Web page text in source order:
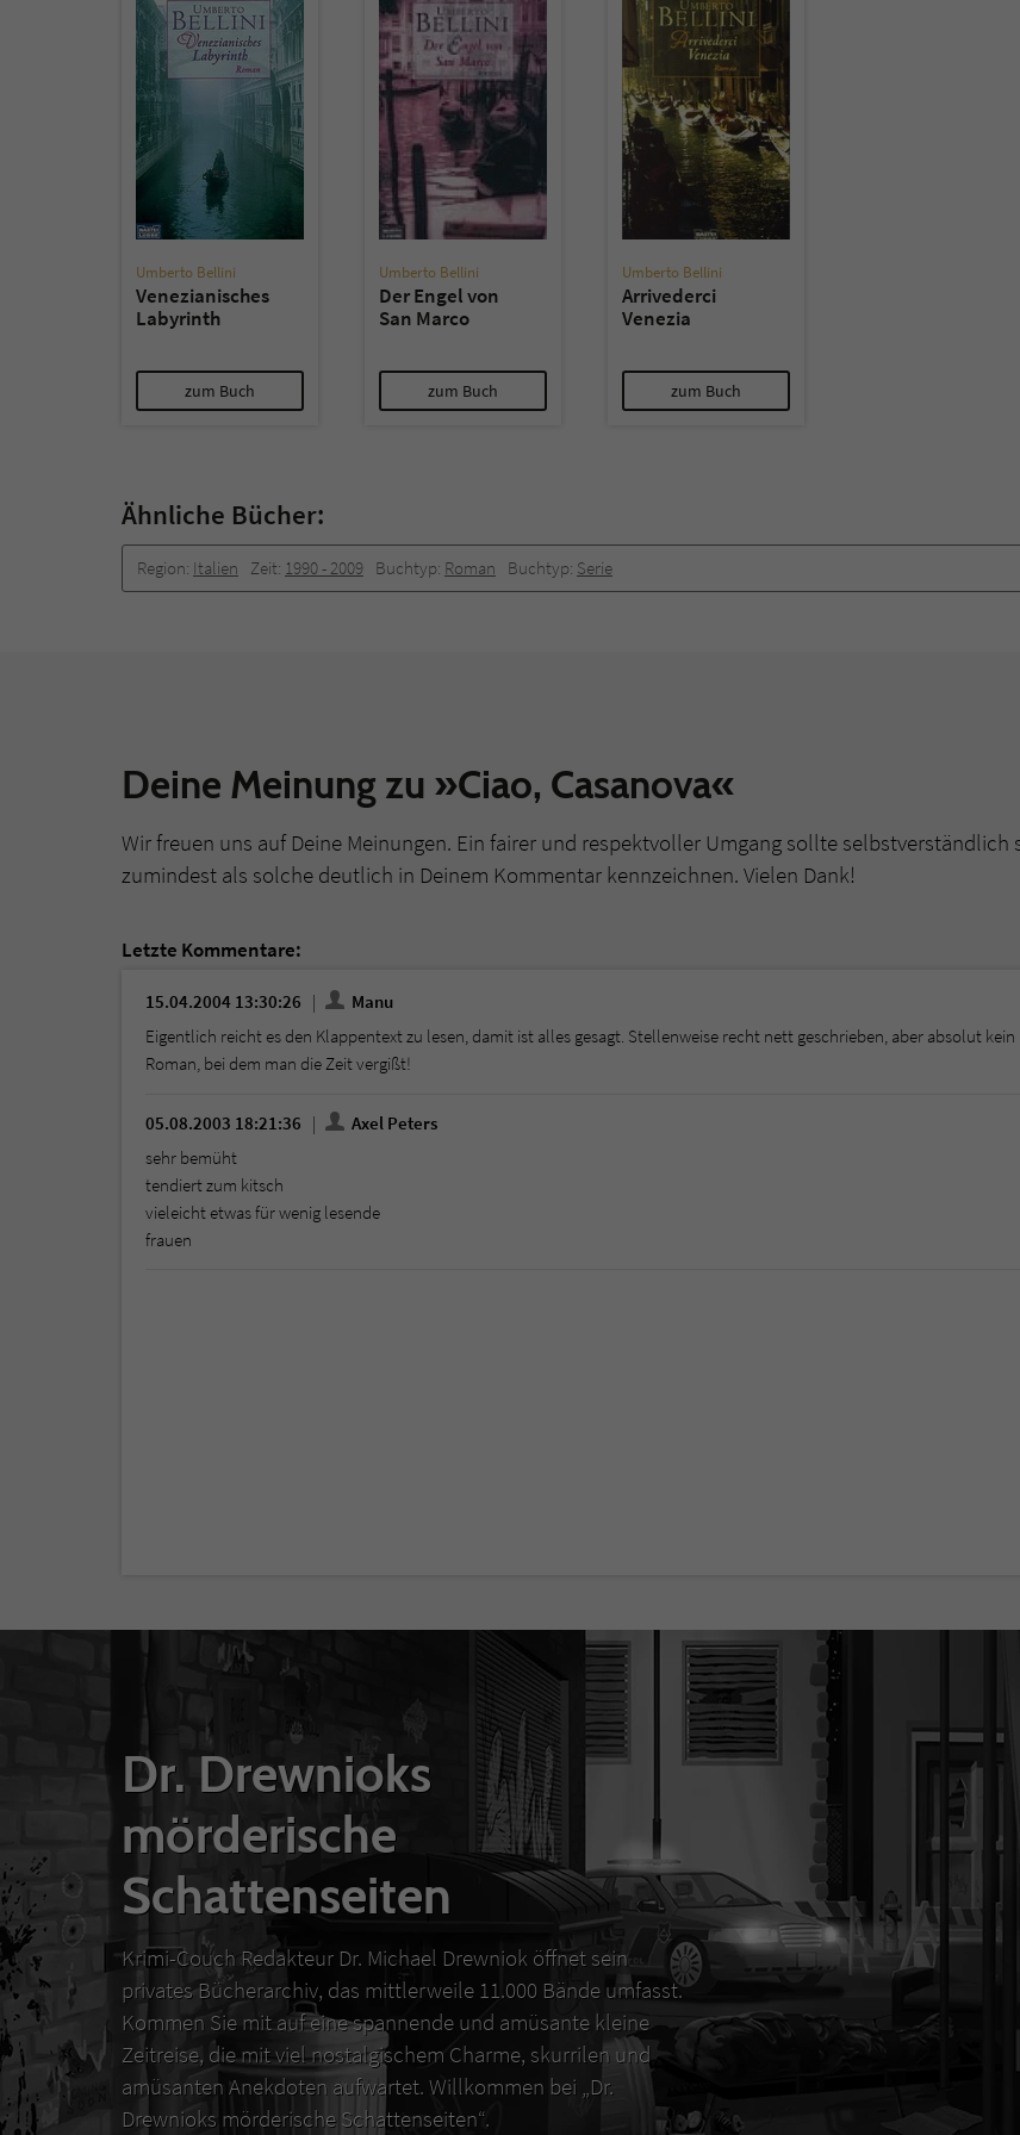
Umberto Bellini
Venezianisches
Labyrinth
zum Buch
Umberto Bellini
Der Engel von
San Marco
zum Buch
Umberto Bellini
Arrivederci
Venezia
zum Buch
Ähnliche Bücher:
Region: Italien Zeit: 1990 -­ 2009 Buchtyp: Roman Buchtyp: Serie
Deine Meinung zu »Ciao, Casanova«
Wir freuen uns auf Deine Meinungen. Ein fairer und respektvoller Umgang sollte
zumindest als solche deutlich in Deinem Kommentar kennzeichnen. Vielen Dank!
Letzte Kommentare:
15.04.2004 13:30:26
Manu
Eigentlich reicht es den Klappentext zu lesen, damit ist alles gesagt. Stellenweise recht nett geschrieben, aber absolut kein
Roman, bei dem man die Zeit vergißt!
05.08.2003 18:21:36
Axel Peters
sehr bemüht
tendiert zum kitsch
vieleicht etwas für wenig lesende
frauen
Dr. Drewnioks
mörderische
Schattenseiten
Krimi-Couch Redakteur Dr. Michael Drewniok öffnet sein
privates Bücherarchiv, das mittlerweile 11.000 Bände umfasst.
Kommen Sie mit auf eine spannende und amüsante kleine
Zeitreise, die mit viel nostalgischem Charme, skurrilen und
amüsanten Anekdoten aufwartet. Willkommen bei „Dr.
Drewnioks mörderische Schattenseiten“.
überprüfen.